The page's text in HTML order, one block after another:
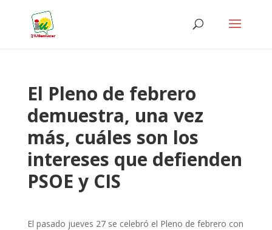
El Pleno de febrero
demuestra, una vez
más, cuáles son los
intereses que defienden
PSOE y CIS
El pasado jueves 27 se celebró el Pleno de febrero con